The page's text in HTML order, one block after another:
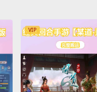
VIP